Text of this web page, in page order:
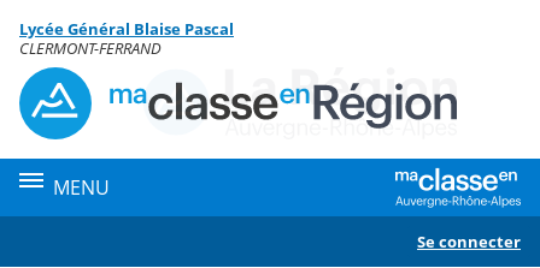
Menu de la rubrique
Contenu
Lycée Général Blaise Pascal
CLERMONT-FERRAND
MENU
Se connecter